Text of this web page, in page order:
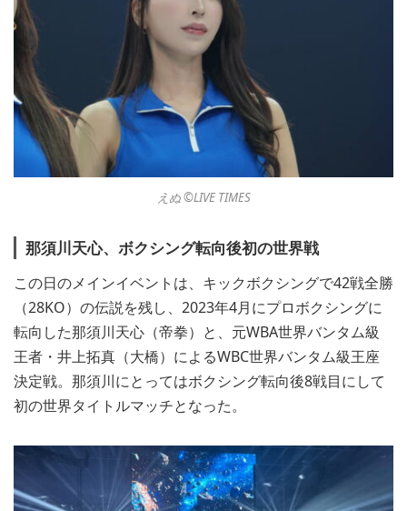
えぬ ©︎LIVE TIMES
那須川天心、ボクシング転向後初の世界戦
この日のメインイベントは、キックボクシングで42戦全勝
（28KO）の伝説を残し、2023年4月にプロボクシングに
転向した那須川天心（帝拳）と、元WBA世界バンタム級
王者・井上拓真（大橋）によるWBC世界バンタム級王座
決定戦。那須川にとってはボクシング転向後8戦目にして
初の世界タイトルマッチとなった。